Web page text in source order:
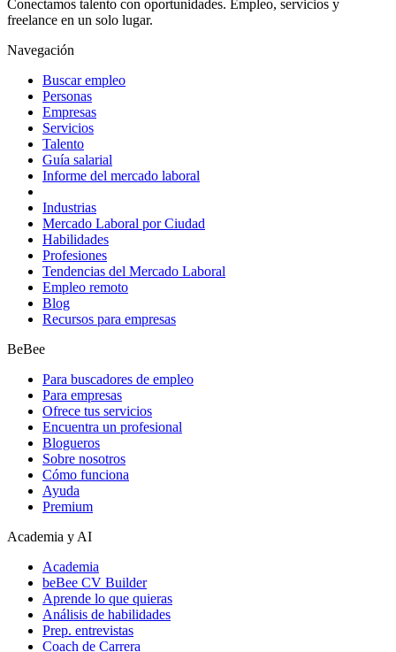
Conectamos talento con oportunidades. Empleo, servicios y
freelance en un solo lugar.
Navegación
Buscar empleo
Personas
Empresas
Servicios
Talento
Guía salarial
Informe del mercado laboral
Industrias
Mercado Laboral por Ciudad
Habilidades
Profesiones
Tendencias del Mercado Laboral
Empleo remoto
Blog
Recursos para empresas
BeBee
Para buscadores de empleo
Para empresas
Ofrece tus servicios
Encuentra un profesional
Blogueros
Sobre nosotros
Cómo funciona
Ayuda
Premium
Academia y AI
Academia
beBee CV Builder
Aprende lo que quieras
Análisis de habilidades
Prep. entrevistas
Coach de Carrera